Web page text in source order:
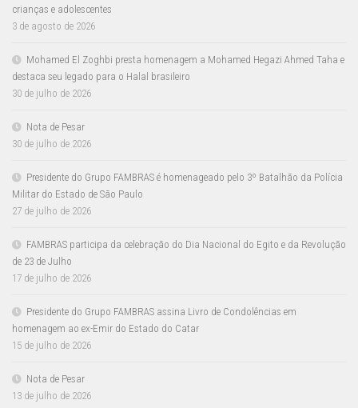
crianças e adolescentes
3 de agosto de 2026
Mohamed El Zoghbi presta homenagem a Mohamed Hegazi Ahmed Taha e
destaca seu legado para o Halal brasileiro
30 de julho de 2026
Nota de Pesar
30 de julho de 2026
Presidente do Grupo FAMBRAS é homenageado pelo 3º Batalhão da Polícia
Militar do Estado de São Paulo
27 de julho de 2026
FAMBRAS participa da celebração do Dia Nacional do Egito e da Revolução
de 23 de Julho
17 de julho de 2026
Presidente do Grupo FAMBRAS assina Livro de Condolências em
homenagem ao ex-Emir do Estado do Catar
15 de julho de 2026
Nota de Pesar
13 de julho de 2026